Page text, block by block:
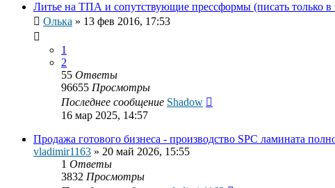
Литье на ТПА и сопутствующие прессформы (писать только в
Олька » 13 фев 2016, 17:53
1
2
55 Ответы
96655 Просмотры
Последнее сообщение Shadow
16 мар 2025, 14:57
Продажа готового бизнеса - производство SPC ламината
vladimir1163 » 20 май 2026, 15:55
1 Ответы
3832 Просмотры